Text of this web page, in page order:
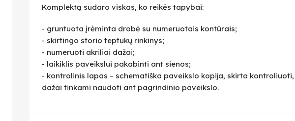
Komplektą sudaro viskas, ko reikės tapybai:
- gruntuota įrėminta drobė su numeruotais kontūrais;
- skirtingo storio teptukų rinkinys;
- numeruoti akriliai dažai;
- laikiklis paveikslui pakabinti ant sienos;
- kontrolinis lapas – schematiška paveikslo kopija, skirta
dažai tinkami naudoti ant pagrindinio paveikslo.